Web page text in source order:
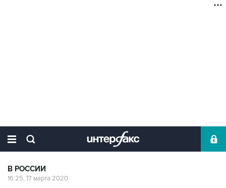
В РОССИИ
16:25, 17 марта 2020